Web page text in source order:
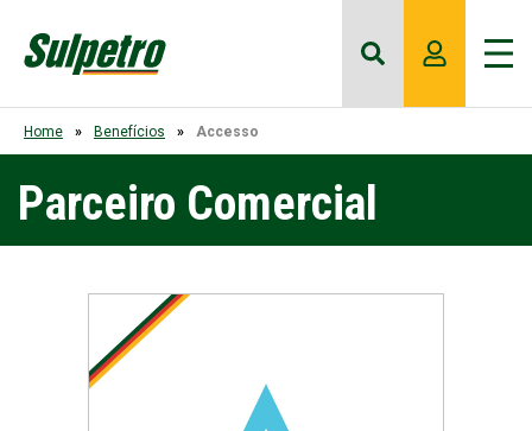
Home Benefícios Accesso
Parceiro Comercial